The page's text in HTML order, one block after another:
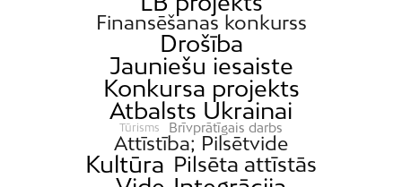
Finansēšanas konkurss
Drošība
Jauniešu iesaiste
Konkursa projekts
Atbalsts Ukrainai
Tūrisms Brīvprātīgais darbs
Attīstība; Pilsētvide
Kultūra Pilsēta attīstās